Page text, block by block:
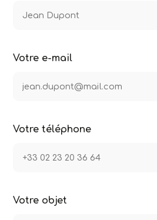
Votre e-mail
Votre téléphone
Votre objet